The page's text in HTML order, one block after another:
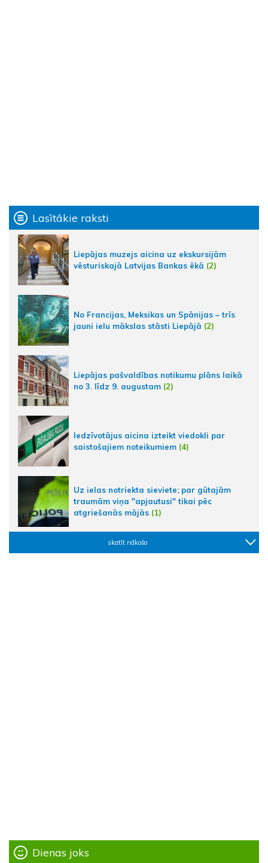
Lasītākie raksti
Liepājas muzejs aicina uz ekskursijām
vēsturiskajā Latvijas Bankas ēkā (2)
No Francijas, Meksikas un Spānijas – trīs
jauni ielu mākslas stāsti Liepājā (2)
Liepājas pašvaldības notikumu plāns laikā
no 3. līdz 9. augustam (2)
Iedzīvotājus aicina izteikt viedokli par
saistošajiem noteikumiem (4)
Uz ielas notriekta sieviete; par gūtajām
traumām viņa "apjautusi" tikai pēc
atgriešanās mājās (1)
skatīt nākošo
Dienas joks